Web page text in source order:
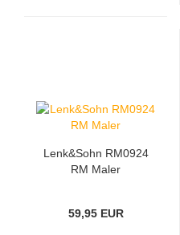
Lenk&Sohn RM0924
RM Maler
59,95 EUR